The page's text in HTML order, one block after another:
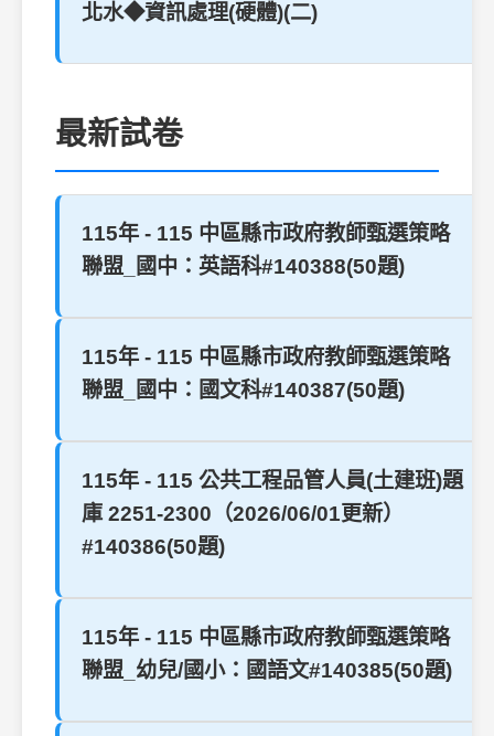
北水◆資訊處理(硬體)(二)
最新試卷
115年 - 115 中區縣市政府教師甄選策略
聯盟_國中：英語科#140388(50題)
115年 - 115 中區縣市政府教師甄選策略
聯盟_國中：國文科#140387(50題)
115年 - 115 公共工程品管人員(土建班)題
庫 2251-2300（2026/06/01更新）
#140386(50題)
115年 - 115 中區縣市政府教師甄選策略
聯盟_幼兒/國小：國語文#140385(50題)